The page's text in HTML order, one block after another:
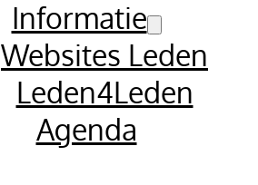
Informatie
Websites Leden
Leden4Leden
Agenda